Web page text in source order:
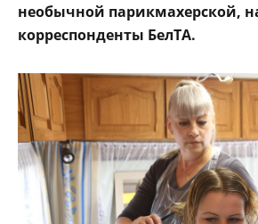
необычной парикмахерской,
корреспонденты БелТА.